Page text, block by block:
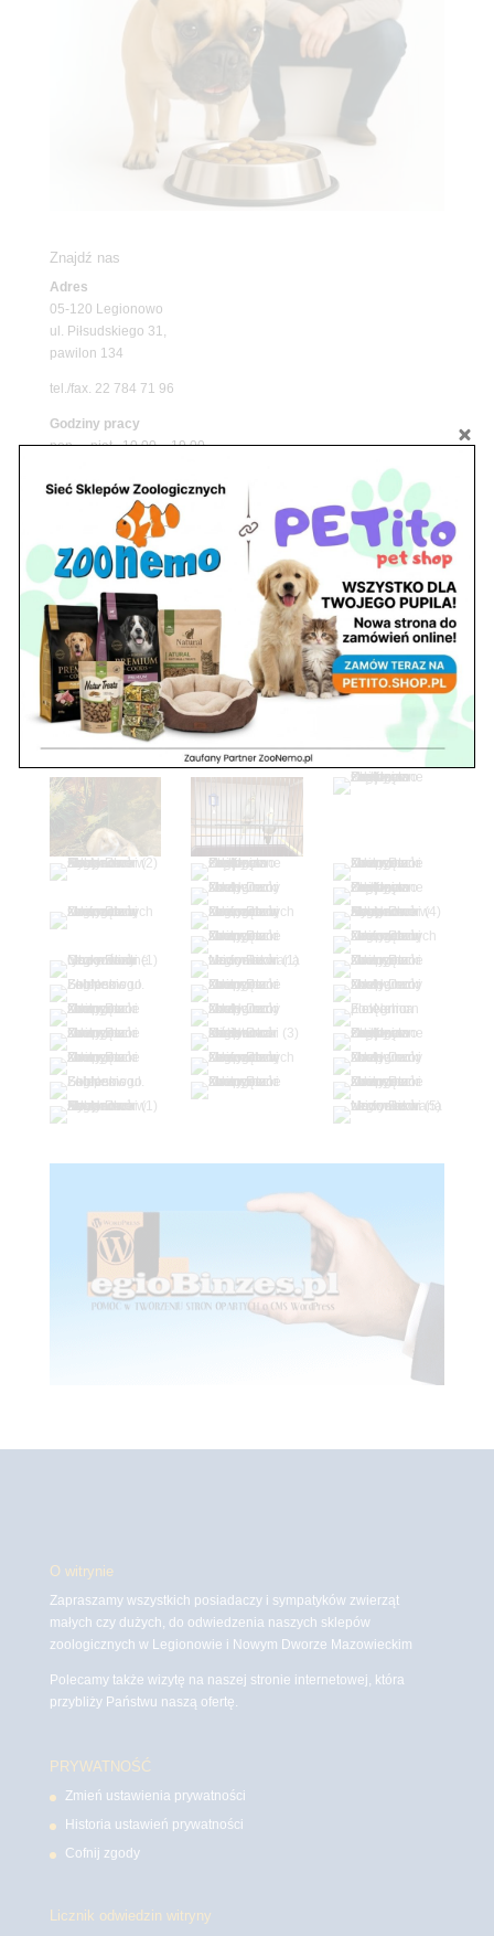
Znajdź nas
Adres
05-120 Legionowo
ul. Piłsudskiego 31,
pawilon 134
tel./fax. 22 784 71 96
Godziny pracy
pon. – piąt. 10.00 – 19.00
niedz. zamknięte
05-100 Nowy Dwór Mazowiecki
ul. Leśna 2
tel. 503 900 215
Godziny pracy
pon. – piąt. 10.00 – 19.00
sob. 8.00 – 15.00
niedz. zamknięte
O witrynie
Zapraszamy wszystkich posiadaczy i sympatyków zwierząt
małych czy dużych, do odwiedzenia naszych sklepów
zoologicznych w Legionowie i Nowym Dworze Mazowieckim
Polecamy także wizytę na naszej stronie internetowej, która
przybliży Państwu naszą ofertę.
PRYWATNOŚĆ
Zmień ustawienia prywatności
Historia ustawień prywatności
Cofnij zgody
Licznik odwiedzin witryny